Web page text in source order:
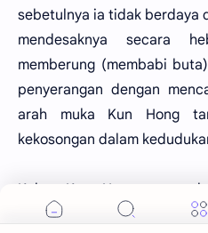
sebetulnya ia tidak berdaya
mendesaknya secara
memberung (membabi
penyerangan dengan
arah muka Kun Hong
kekosongan dalam
Kalau Kun Hong
dadanya akan tetapi